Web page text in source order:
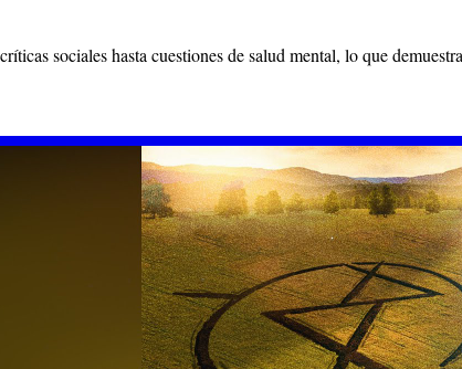
sociales hasta cuestiones de salud mental, lo que